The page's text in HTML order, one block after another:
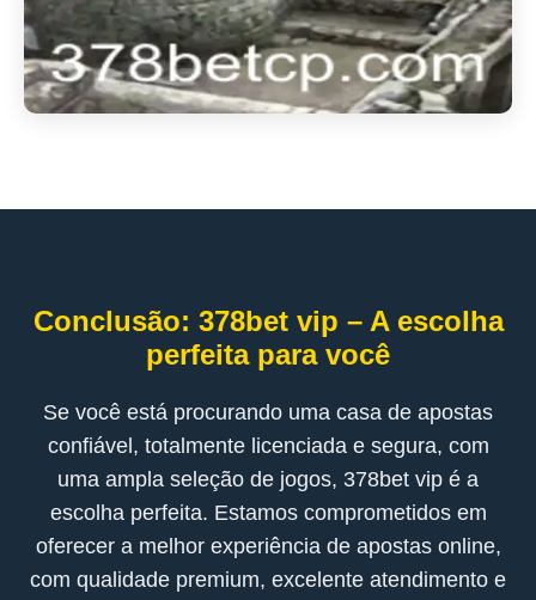
Conclusão: 378bet vip – A escolha
perfeita para você
Se você está procurando uma casa de apostas
confiável, totalmente licenciada e segura, com
uma ampla seleção de jogos, 378bet vip é a
escolha perfeita. Estamos comprometidos em
oferecer a melhor experiência de apostas online,
com qualidade premium, excelente atendimento e